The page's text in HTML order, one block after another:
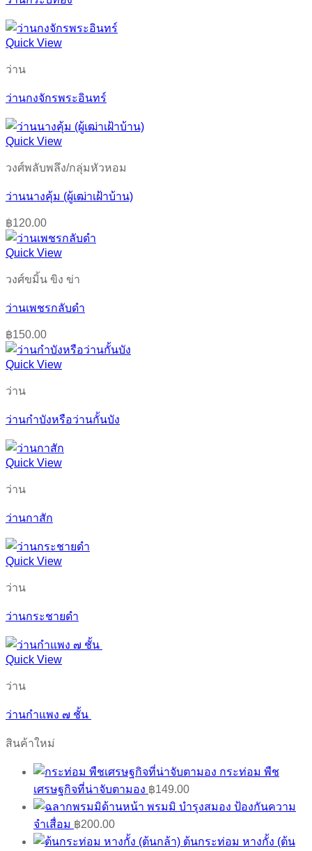
Quick View
ว่าน
ว่านกงจักรพระอินทร์
Quick View
วงศ์พลับพลึง/กลุ่มหัวหอม
ว่านนางคุ้ม (ผู้เฒ่าเฝ้าบ้าน)
฿120.00
Quick View
วงศ์ขมิ้น ขิง ข่า
ว่านเพชรกลับดำ
฿150.00
Quick View
ว่าน
ว่านกำบังหรือว่านกั้นบัง
Quick View
ว่าน
ว่านกาสัก
Quick View
ว่าน
ว่านกระชายดำ
Quick View
ว่าน
ว่านกำแพง ๗ ชั้น
สินค้าใหม่
กระท่อม พืช
เศรษฐกิจที่น่าจับตามอง ฿149.00
พรมมิ บำรุงสมอง ป้องกันความ
จำเสื่อม ฿200.00
ต้นกระท่อม หางกั้ง (ต้น